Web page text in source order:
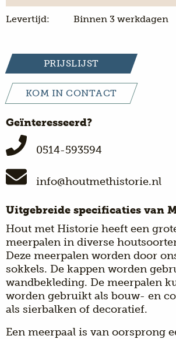
Levertijd: Binnen 3 werkdagen
PRIJSLIJST
KOM IN CONTACT
Geïnteresseerd?
0514-593594
info@houtmethistorie.nl
Uitgebreide specificaties van
Hout met Historie heeft een
meerpalen in diverse
Deze meerpalen worden door
sokkels. De kappen worden
wandbekleding. De meerpalen
worden gebruikt als bouw- en
als sierbalken of decoratief.
Een meerpaal is van oorsprong